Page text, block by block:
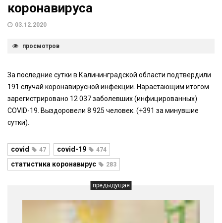
коронавируса
03.12.2020
просмотров
За последние сутки в Калининградской области подтвердили
191 случай коронавирусной инфекции. Нарастающим итогом
зарегистрировано 12 037 заболевших (инфицированных)
COVID-19. Выздоровели 8 925 человек. (+391 за минувшие
сутки).
covid 47 covid-19 474
статистика коронавирус 283
предыдущая